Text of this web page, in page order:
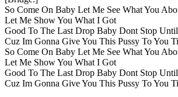
So Come On Baby Let Me See What You
Let Me Show You What I Got
Good To The Last Drop Baby Dont Stop
Cuz Im Gonna Give You This Pussy To You
So Come On Baby Let Me See What You
Let Me Show You What I Got
Good To The Last Drop Baby Dont Stop
Cuz Im Gonna Give You This Pussy To You